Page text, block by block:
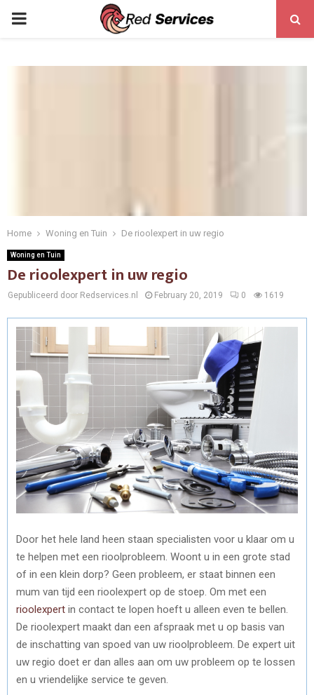
PRIMARY
Home Woning en Tuin De rioolexpert in uw regio
Woning en Tuin
De rioolexpert in uw regio
Gepubliceerd door Redservices.nl February 20, 2019 0 1619
Door het hele land heen staan specialisten voor u klaar om u
te helpen met een rioolprobleem. Woont u in een grote stad
of in een klein dorp? Geen probleem, er staat binnen een
mum van tijd een rioolexpert op de stoep. Om met een
rioolexpert in contact te lopen hoeft u alleen even te bellen.
De rioolexpert maakt dan een afspraak met u op basis van
de inschatting van spoed van uw rioolprobleem. De expert uit
uw regio doet er dan alles aan om uw probleem op te lossen
en u vriendelijke service te geven.